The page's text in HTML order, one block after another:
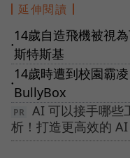
延伸閱讀
●
14歲自造飛機被視
斯特斯基
●
14歲時遭到校園霸
BullyBox
AI 可以接手哪些
析！打造更高效的 AI